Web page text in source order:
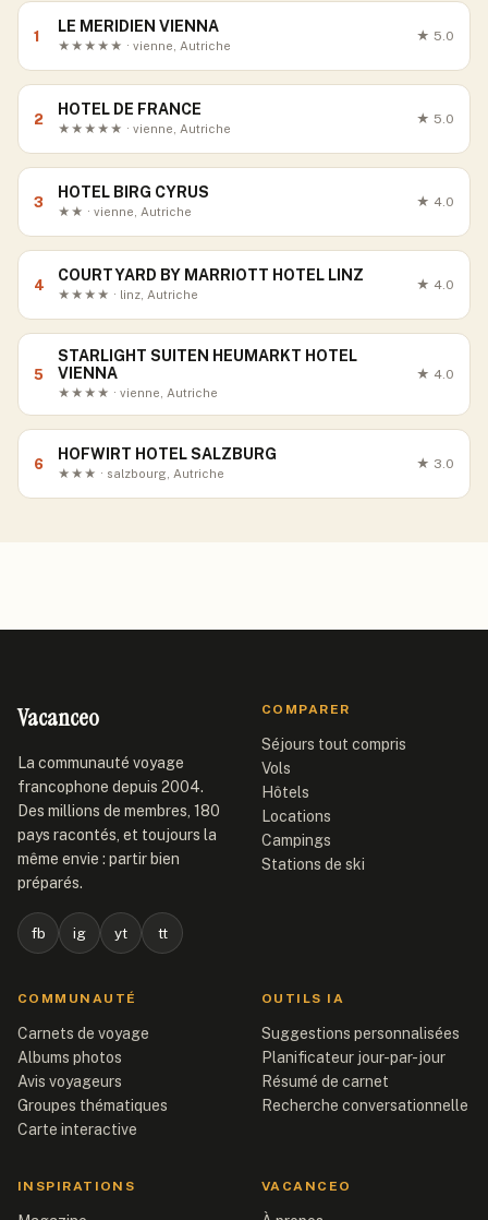
1
LE MERIDIEN VIENNA
★★★★★ · vienne, Autriche
★ 5.0
2
HOTEL DE FRANCE
★★★★★ · vienne, Autriche
★ 5.0
3
HOTEL BIRG CYRUS
★★ · vienne, Autriche
★ 4.0
4
COURTYARD BY MARRIOTT HOTEL LINZ
★★★★ · linz, Autriche
★ 4.0
5
STARLIGHT SUITEN HEUMARKT HOTEL
VIENNA
★★★★ · vienne, Autriche
★ 4.0
6
HOFWIRT HOTEL SALZBURG
★★★ · salzbourg, Autriche
★ 3.0
Vacanceo
La communauté voyage
francophone depuis 2004.
Des millions de membres, 180
pays racontés, et toujours la
même envie : partir bien
préparés.
fb ig yt tt
COMPARER
Séjours tout compris
Vols
Hôtels
Locations
Campings
Stations de ski
COMMUNAUTÉ
Carnets de voyage
Albums photos
Avis voyageurs
Groupes thématiques
Carte interactive
OUTILS IA
Suggestions personnalisées
Planificateur jour-par-jour
Résumé de carnet
Recherche conversationnelle
INSPIRATIONS VACANCEO